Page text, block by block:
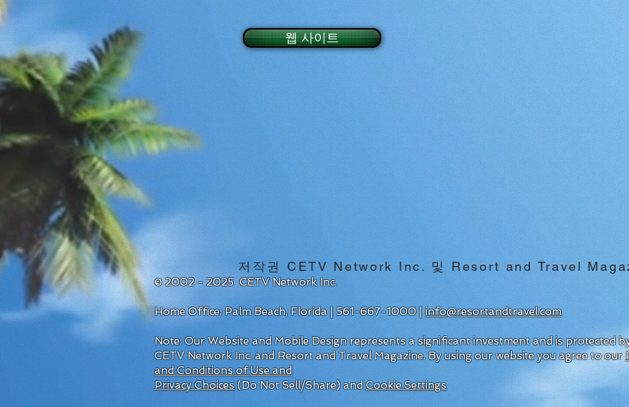
웹 사이트
저작권 CETV Network Inc. 및 Resort and Travel
© 2002 - 2025 CETV Network Inc.
Home Office: Palm Beach, Florida | 561-667-1000 |info@resortandtravel.com
Note: Our Website and Mobile Design represents a significant investment and is protected
CETV Network Inc. and Resort and Travel Magazine.By using our website you agree to our
and Conditions of Use and
Privacy Choices(Do Not Sell/Share) andCookie Settings